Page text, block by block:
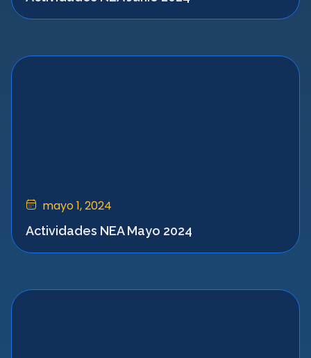
mayo 1, 2024
Actividades NEA Mayo 2024